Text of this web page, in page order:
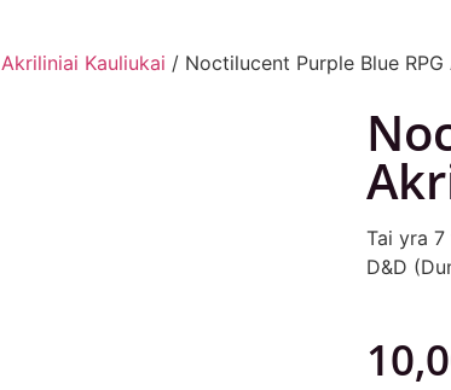
Akriliniai Kauliukai / Noctilucent Purple Blue
Tai yra
D&D